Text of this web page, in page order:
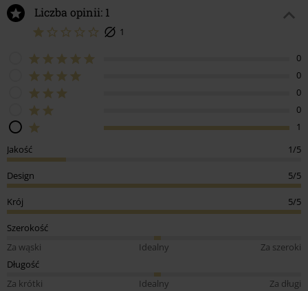
Liczba opinii: 1
1
0
0
0
0
1
Jakość
1/5
Design 5/5
Krój 5/5
Szerokość
Za wąski
Idealny
Za szeroki
Długość
Za krótki
Idealny Za długi